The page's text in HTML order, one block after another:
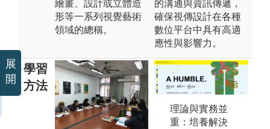
繪畫、設計或立體造
形等一系列視覺藝術
領域的總稱。
的溝通與資訊傳遞，
確保視傳設計在各種
數位平台中具有高適
應性與影響力。
學習
方法
理論與實務並
重：培養解決
展
開